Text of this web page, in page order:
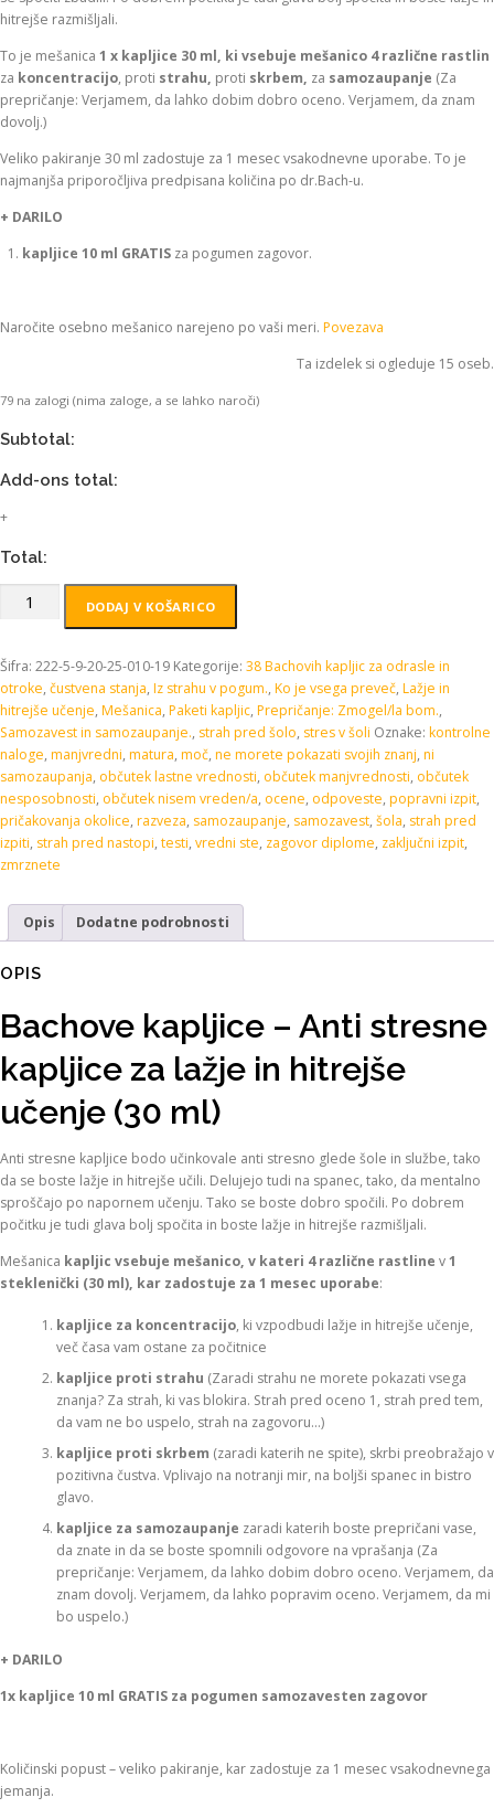
i
r
n
a
c
e
a
j
b
i
€
,
0
n
u
t
n
a
n
a
:
,
.
hitrejše razmišljali.
To je mešanica 1 x kapljice 30 ml, ki vsebuje mešanico 4 različne rastlin
za koncentracijo, proti strahu, proti skrbem, za samozaupanje (Za
prepričanje: Verjamem, da lahko dobim dobro oceno. Verjamem, da znam
dovolj.)
Veliko pakiranje 30 ml zadostuje za 1 mesec vsakodnevne uporabe. To je
najmanjša priporočljiva predpisana količina po dr.Bach-u.
+ DARILO
kapljice 10 ml GRATIS za pogumen zagovor.
Naročite osebno mešanico narejeno po vaši meri. Povezava
Ta izdelek si ogleduje 15 oseb.
79 na zalogi (nima zaloge, a se lahko naroči)
Subtotal:
Add-ons total:
+
Total:
Bachove
ANTI
STRESNE
KAPLJICE
ZA
LAŽJE
IN
HITREJŠE
UČENJE
30
ml
DODAJ V KOŠARICO
Šifra: 222-5-9-20-25-010-19 Kategorije: 38 Bachovih kapljic za odrasle in
otroke, čustvena stanja, Iz strahu v pogum., Ko je vsega preveč, Lažje in
hitrejše učenje, Mešanica, Paketi kapljic, Prepričanje: Zmogel/la bom.,
Samozavest in samozaupanje., strah pred šolo, stres v šoli Oznake: kontrolne
naloge, manjvredni, matura, moč, ne morete pokazati svojih znanj, ni
samozaupanja, občutek lastne vrednosti, občutek manjvrednosti, občutek
nesposobnosti, občutek nisem vreden/a, ocene, odpoveste, popravni izpit,
pričakovanja okolice, razveza, samozaupanje, samozavest, šola, strah pred
izpiti, strah pred nastopi, testi, vredni ste, zagovor diplome, zaključni izpit,
zmrznete
Opis Dodatne podrobnosti
OPIS
Bachove kapljice – Anti stresne
kapljice za lažje in hitrejše
učenje (30 ml)
Anti stresne kapljice bodo učinkovale anti stresno glede šole in službe, tako
da se boste lažje in hitrejše učili. Delujejo tudi na spanec, tako, da mentalno
sproščajo po napornem učenju. Tako se boste dobro spočili. Po dobrem
počitku je tudi glava bolj spočita in boste lažje in hitrejše razmišljali.
Mešanica kapljic vsebuje mešanico, v kateri 4 različne rastline v1
steklenički (30 ml), kar zadostuje za 1 mesec uporabe:
kapljice za koncentracijo, ki vzpodbudi lažje in hitrejše učenje,
več časa vam ostane za počitnice
kapljice proti strahu (Zaradi strahu ne morete pokazati vsega
znanja? Za strah, ki vas blokira. Strah pred oceno 1, strah pred tem,
da vam ne bo uspelo, strah na zagovoru…)
kapljice proti skrbem (zaradi katerih ne spite), skrbi preobražajo v
pozitivna čustva. Vplivajo na notranji mir, na boljši spanec in bistro
glavo.
kapljice za samozaupanje zaradi katerih boste prepričani vase,
da znate in da se boste spomnili odgovore na vprašanja (Za
prepričanje: Verjamem, da lahko dobim dobro oceno. Verjamem, da
znam dovolj. Verjamem, da lahko popravim oceno. Verjamem, da mi
bo uspelo.)
+ DARILO
1x kapljice 10 ml GRATIS za pogumen samozavesten zagovor
Količinski popust – veliko pakiranje, kar zadostuje za 1 mesec vsakodnevnega
jemanja.